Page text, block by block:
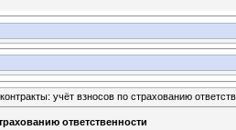
учёт взносов по страхованию
ответственности